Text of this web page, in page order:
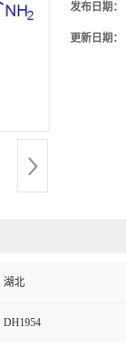
发布日期：
更新日期：
湖北
DH1954